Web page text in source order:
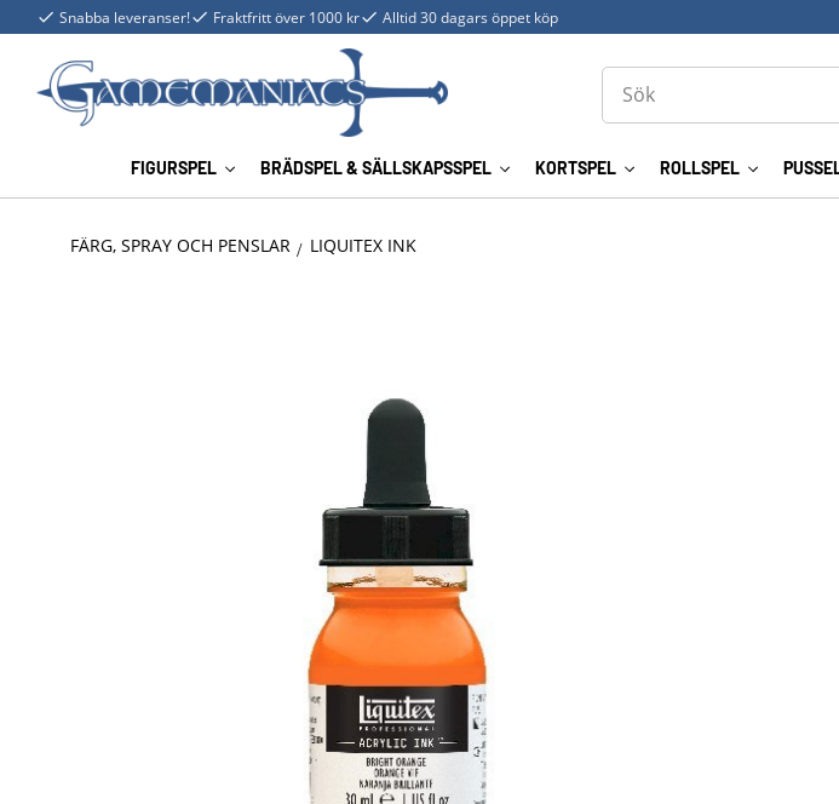
Snabba leveranser! Fraktfritt över 1000 kr Alltid 30 dagars öppet köp
FIGURSPEL BRÄDSPEL & SÄLLSKAPSSPEL KORTSPEL ROLLSPEL
FÄRG, SPRAY OCH PENSLAR LIQUITEX INK